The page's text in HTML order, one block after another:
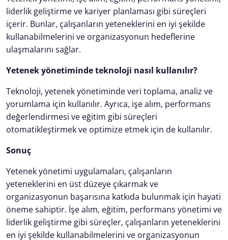
liderlik geliştirme ve kariyer planlaması gibi süreçleri
içerir. Bunlar, çalışanların yeteneklerini en iyi şekilde
kullanabilmelerini ve organizasyonun hedeflerine
ulaşmalarını sağlar.
Yetenek yönetiminde teknoloji nasıl kullanılır?
Teknoloji, yetenek yönetiminde veri toplama, analiz ve
yorumlama için kullanılır. Ayrıca, işe alım, performans
değerlendirmesi ve eğitim gibi süreçleri
otomatikleştirmek ve optimize etmek için de kullanılır.
Sonuç
Yetenek yönetimi uygulamaları, çalışanların
yeteneklerini en üst düzeye çıkarmak ve
organizasyonun başarısına katkıda bulunmak için hayati
öneme sahiptir. İşe alım, eğitim, performans yönetimi ve
liderlik geliştirme gibi süreçler, çalışanların yeteneklerini
en iyi şekilde kullanabilmelerini ve organizasyonun